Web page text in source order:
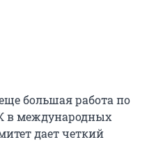
большая работа по
в международных
дает четкий